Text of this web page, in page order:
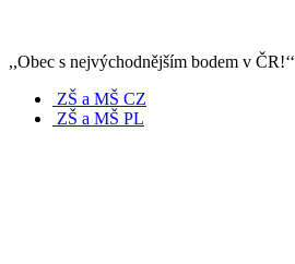
,,Obec s nejvýchodnějším bodem v ČR!‘‘
ZŠ a MŠ CZ
ZŠ a MŠ PL